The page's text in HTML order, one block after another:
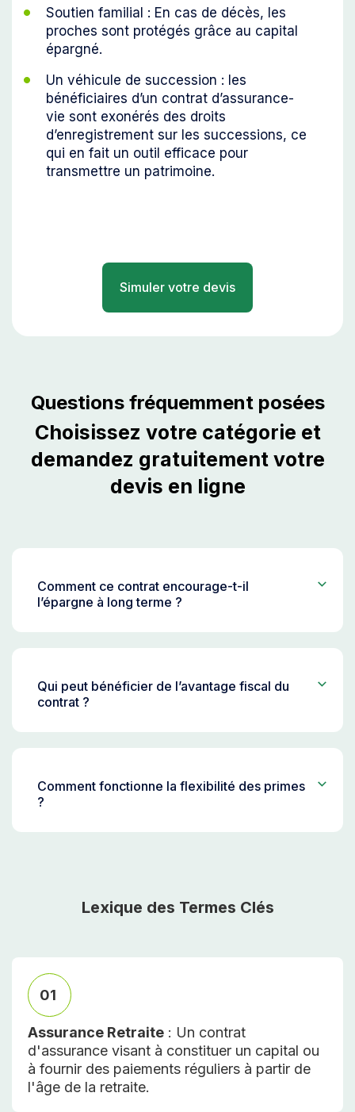
Soutien familial : En cas de décès, les
proches sont protégés grâce au capital
épargné.
Un véhicule de succession : les
bénéficiaires d’un contrat d’assurance-
vie sont exonérés des droits
d’enregistrement sur les successions, ce
qui en fait un outil efficace pour
transmettre un patrimoine.
Simuler votre devis
Questions fréquemment posées
Choisissez votre catégorie et
demandez gratuitement votre
devis en ligne
Comment ce contrat encourage-t-il
l’épargne à long terme ?
Qui peut bénéficier de l’avantage fiscal du
contrat ?
Comment fonctionne la flexibilité des primes
?
Lexique des Termes Clés
01
Assurance Retraite : Un contrat
d'assurance visant à constituer un capital ou
à fournir des paiements réguliers à partir de
l'âge de la retraite.